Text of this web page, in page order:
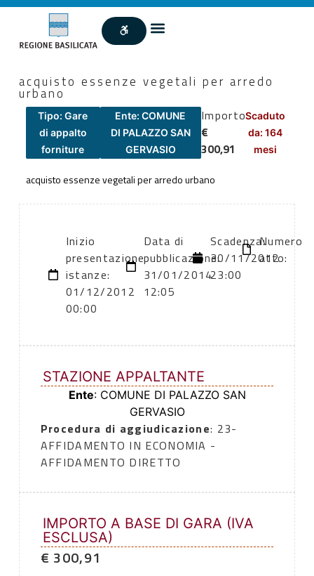
acquisto essenze vegetali per arredo
urbano
Tipo: Gare
di appalto
forniture
Ente: COMUNE
DI PALAZZO SAN
GERVASIO
Importo
€
300,91
Scaduto
da: 164
mesi
acquisto essenze vegetali per arredo urbano
Inizio
presentazione
istanze:
01/12/2012
00:00
Data di
pubblicazione:
31/01/2014
12:05
Scadenza:
30/11/2012
23:00
Numero
atto:
STAZIONE APPALTANTE
Ente: COMUNE DI PALAZZO SAN
GERVASIO
Procedura di aggiudicazione: 23-
AFFIDAMENTO IN ECONOMIA -
AFFIDAMENTO DIRETTO
IMPORTO A BASE DI GARA (IVA
ESCLUSA)
€ 300,91